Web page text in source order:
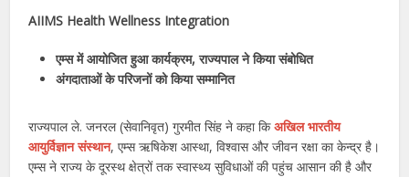
AIIMS Health Wellness Integration
एम्स में आयोजित हुआ कार्यक्रम, राज्यपाल ने किया संबोधित
अंगदाताओं के परिजनों को किया सम्मानित
राज्यपाल ले. जनरल (सेवानिवृत) गुरमीत सिंह ने कहा किअखिल भारतीय
आयुर्विज्ञान संस्थान, एम्स ऋषिकेश आस्था, विश्वास और जीवन रक्षा का केन्द्र है।
एम्स ने राज्य के दूरस्थ क्षेत्रों तक स्वास्थ्य सुविधाओं की पहुंच आसान की है और